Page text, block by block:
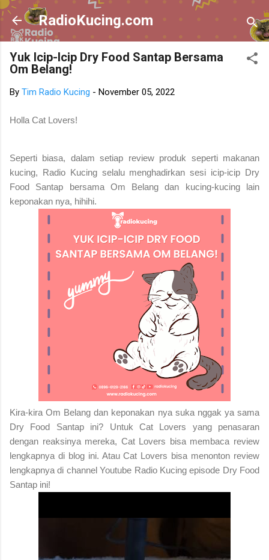
Skip to main content
RadioKucing.com
Yuk Icip-Icip Dry Food Santap Bersama
Om Belang!
By Tim Radio Kucing - November 05, 2022
Holla Cat Lovers!
Seperti biasa, dalam setiap review produk seperti makanan
kucing, Radio Kucing selalu menghadirkan sesi icip-icip Dry
Food Santap bersama Om Belang dan kucing-kucing lain
keponakan nya, hihihi.
Kira-kira Om Belang dan keponakan nya suka nggak ya sama
Dry Food Santap ini? Untuk Cat Lovers yang penasaran
dengan reaksinya mereka, Cat Lovers bisa membaca review
lengkapnya di blog ini. Atau Cat Lovers bisa menonton review
lengkapnya di channel Youtube Radio Kucing episode Dry Food
Santap ini!